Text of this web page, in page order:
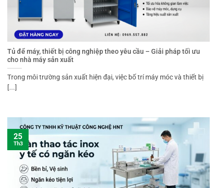
Tủ để máy, thiết bị công nghiệp theo yêu cầu – Giải pháp tối ưu
cho nhà máy sản xuất
Trong môi trường sản xuất hiện đại, việc bố trí máy móc và thiết bị
[...]
25
Th3